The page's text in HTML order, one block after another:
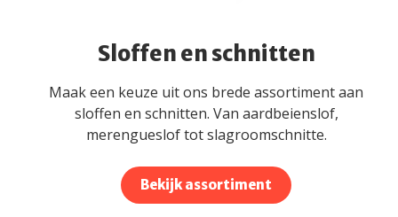
Sloffen en schnitten
Maak een keuze uit ons brede assortiment aan
sloffen en schnitten. Van aardbeienslof,
merengueslof tot slagroomschnitte.
Bekijk assortiment